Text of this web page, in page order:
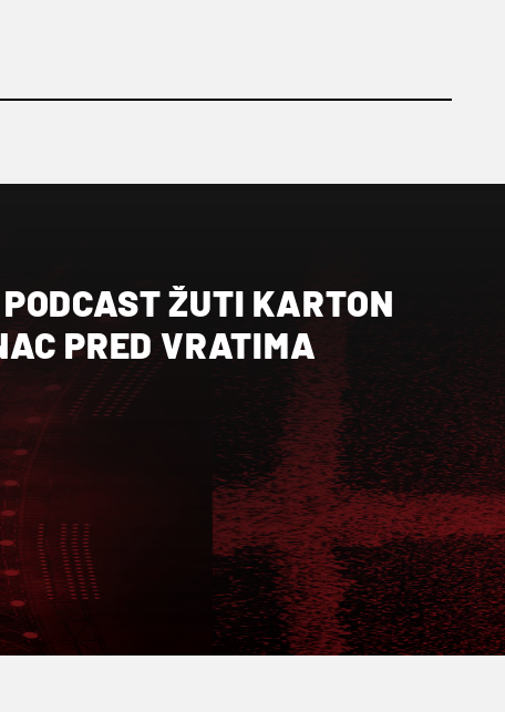
ŽUTI KARTON
PRED VRATIMA